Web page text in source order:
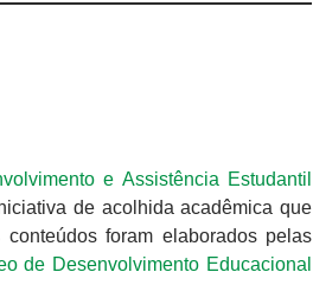
e Assistência Estudantil
de acolhida acadêmica que
foram elaborados pelas
de Desenvolvimento Educacional